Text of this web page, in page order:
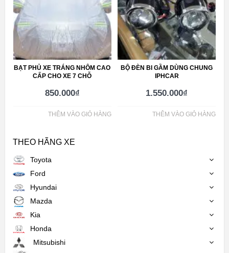
BẠT PHỦ XE TRÁNG NHÔM CAO
CẤP CHO XE 7 CHỖ
850.000₫
THÊM VÀO GIỎ HÀNG
BỘ ĐÈN BI GẦM DÙNG CHUNG
IPHCAR
1.550.000₫
THÊM VÀO GIỎ HÀNG
THEO HÃNG XE
Toyota
Ford
Hyundai
Mazda
Kia
Honda
Mitsubishi